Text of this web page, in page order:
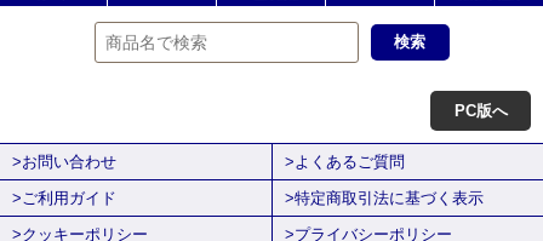
PC版へ
>お問い合わせ
>よくあるご質問
>ご利用ガイド
>特定商取引法に基づく表示
>クッキーポリシー
>プライバシーポリシー